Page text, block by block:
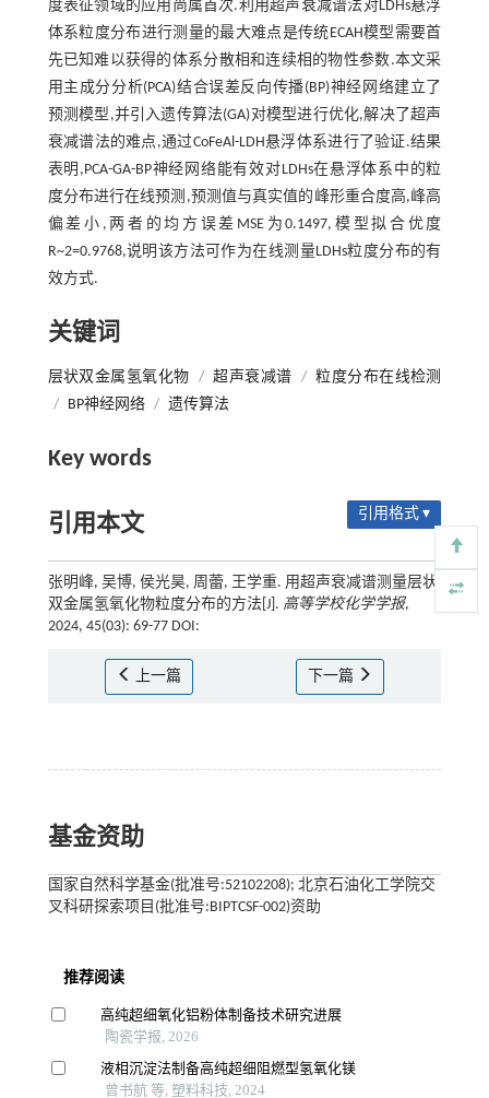
度表征领域的应用尚属首次.利用超声衰减谱法对LDHs悬浮
体系粒度分布进行测量的最大难点是传统ECAH模型需要首
先已知难以获得的体系分散相和连续相的物性参数.本文采
用主成分分析(PCA)结合误差反向传播(BP)神经网络建立了
预测模型,并引入遗传算法(GA)对模型进行优化,解决了超声
衰减谱法的难点,通过CoFeAl-LDH悬浮体系进行了验证.结果
表明,PCA-GA-BP神经网络能有效对LDHs在悬浮体系中的粒
度分布进行在线预测,预测值与真实值的峰形重合度高,峰高
偏差小,两者的均方误差MSE为0.1497,模型拟合优度
R~2=0.9768,说明该方法可作为在线测量LDHs粒度分布的有
效方式.
关键词
层状双金属氢氧化物 / 超声衰减谱 / 粒度分布在线检测
/
BP神经网络 / 遗传算法
Key words
引用本文 引用格式 ▾
张明峰, 吴博, 侯光昊, 周蕾, 王学重. 用超声衰减谱测量层状
双金属氢氧化物粒度分布的方法[J]. 高等学校化学学报,
2024, 45(03): 69-77 DOI:
上一篇 下一篇
基金资助
国家自然科学基金(批准号:52102208); 北京石油化工学院交
叉科研探索项目(批准号:BIPTCSF-002)资助